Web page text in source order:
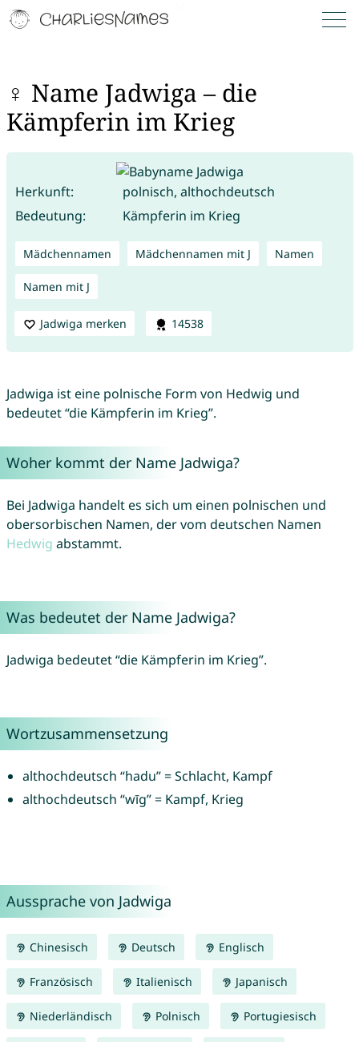
♀ Name Jadwiga – die
Kämpferin im Krieg
Herkunft:
polnisch, althochdeutsch
Bedeutung:
Kämpferin im Krieg
Mädchennamen Mädchennamen mit J Namen
Namen mit J
Jadwiga merken 14538
Jadwiga ist eine polnische Form von Hedwig und
bedeutet “die Kämpferin im Krieg”.
Woher kommt der Name Jadwiga?
Bei Jadwiga handelt es sich um einen polnischen und
obersorbischen Namen, der vom deutschen Namen
Hedwig abstammt.
Was bedeutet der Name Jadwiga?
Jadwiga bedeutet “die Kämpferin im Krieg”.
Wortzusammensetzung
althochdeutsch “hadu” = Schlacht, Kampf
althochdeutsch “wīg” = Kampf, Krieg
Aussprache von Jadwiga
Chinesisch Deutsch Englisch
Französisch Italienisch Japanisch
Niederländisch Polnisch Portugiesisch